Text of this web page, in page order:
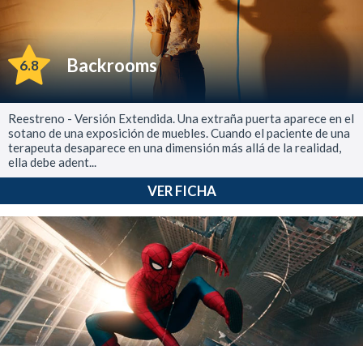
6.8 Backrooms
Reestreno - Versión Extendida. Una extraña puerta aparece en el
sotano de una exposición de muebles. Cuando el paciente de una
terapeuta desaparece en una dimensión más allá de la realidad,
ella debe adent...
VER FICHA